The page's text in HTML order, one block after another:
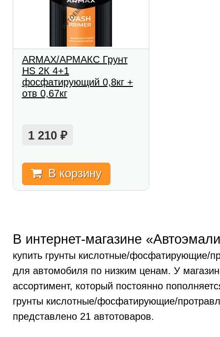
ARMAX/АРМАКС Грунт
HS 2К 4+1
фосфатирующий 0,8кг +
отв 0,67кг
1 210 ₽
В корзину
В интернет-магазине
купить грунты кислотные/фосфатирующие/
для автомобиля по низким ценам. У
ассортимент, который постоянно
грунты кислотные/фосфатирующие/
представлено 21 автотоваров.